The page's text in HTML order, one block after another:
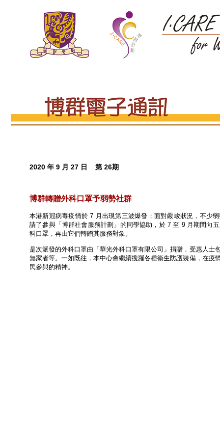
2020 年 9 月 27 日 第 26期
博群轉贈外科口罩予弱勢社群
本港新冠病毒疫情於 7 月出現第三波爆發；面對嚴峻狀況，不少
請了參與「博群社會服務計劃」的同學協助，於 7 至 9 月期間向
科口罩，再由它們轉贈其服務對象。
是次派發的外科口罩由「華光外科口罩有限公司」捐贈，受惠人士
無家者等。一如既往，本中心會繼續搜羅各種衞生防護裝備，在疫
民參與的精神。